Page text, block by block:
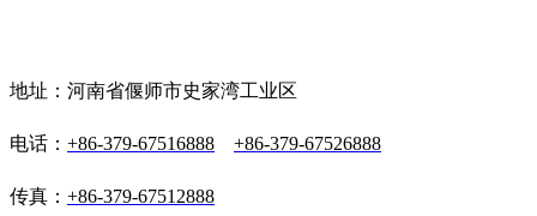
地址：河南省偃师市史家湾工业区
电话： +86-379-67516888 +86-379-67526888
传真： +86-379-67512888